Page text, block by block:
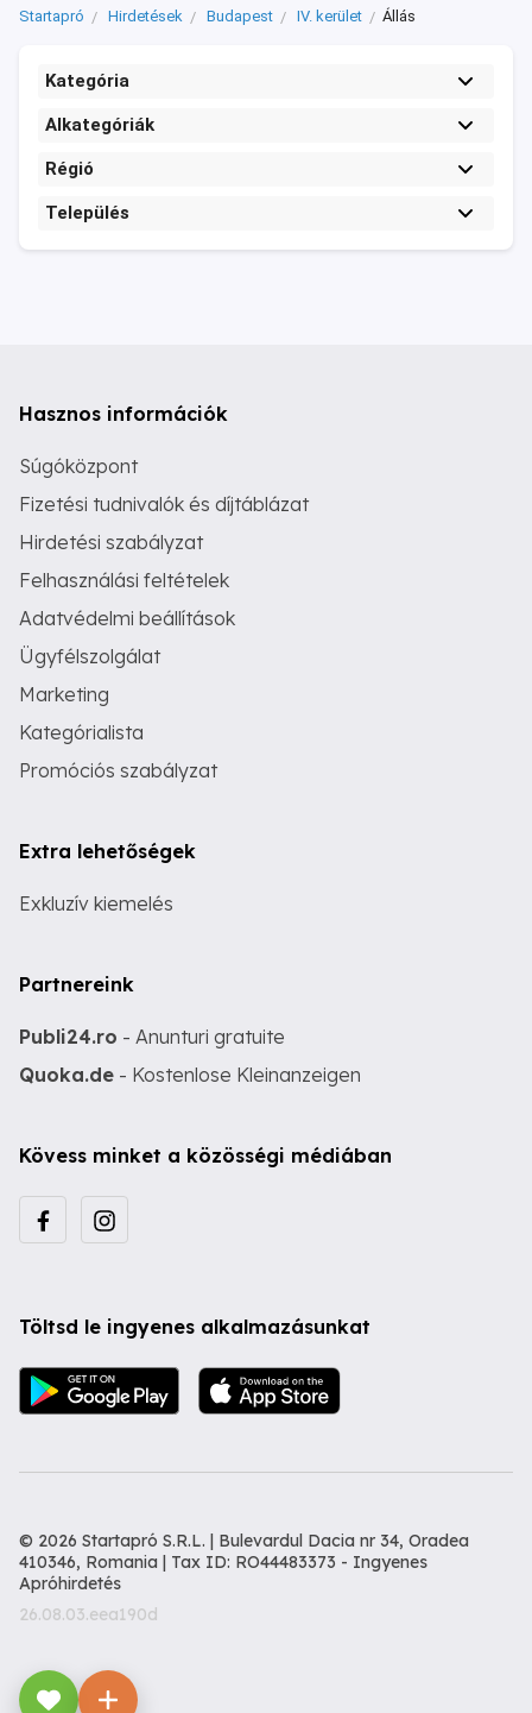
Startapró Hirdetések Budapest IV. kerület Állás
Kategória
Alkategóriák
Régió
Település
Hasznos információk
Súgóközpont
Fizetési tudnivalók és díjtáblázat
Hirdetési szabályzat
Felhasználási feltételek
Adatvédelmi beállítások
Ügyfélszolgálat
Marketing
Kategórialista
Promóciós szabályzat
Extra lehetőségek
Exkluzív kiemelés
Partnereink
Publi24.ro - Anunturi gratuite
Quoka.de - Kostenlose Kleinanzeigen
Kövess minket a közösségi médiában
Töltsd le ingyenes alkalmazásunkat
© 2026 Startapró S.R.L. | Bulevardul Dacia nr 34, Oradea
410346, Romania | Tax ID: RO44483373 - Ingyenes
Apróhirdetés
26.08.03.eea190d